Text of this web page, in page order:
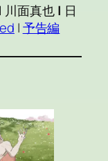
川面真也| 日
|予告編